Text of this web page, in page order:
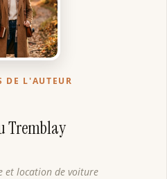
DE L'AUTEUR
Tremblay
et location de voiture